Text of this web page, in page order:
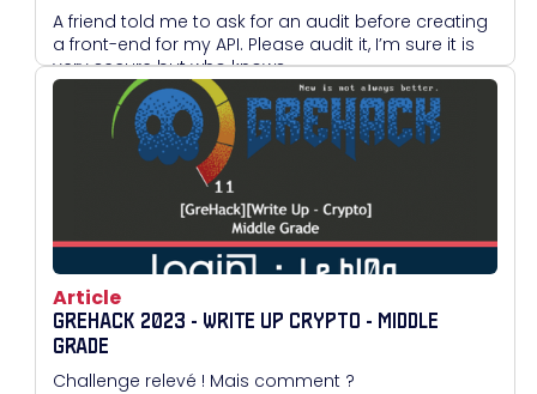
A friend told me to ask for an audit before creating
a front-end for my API. Please audit it, I’m sure it is
very secure but who knows…
Article
GREHACK 2023 - WRITE UP CRYPTO - MIDDLE
GRADE
Challenge relevé ! Mais comment ?